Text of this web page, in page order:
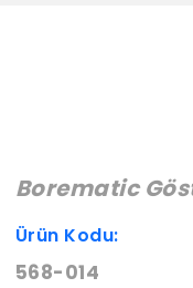
Borematic
Ürün Kodu:
568-014